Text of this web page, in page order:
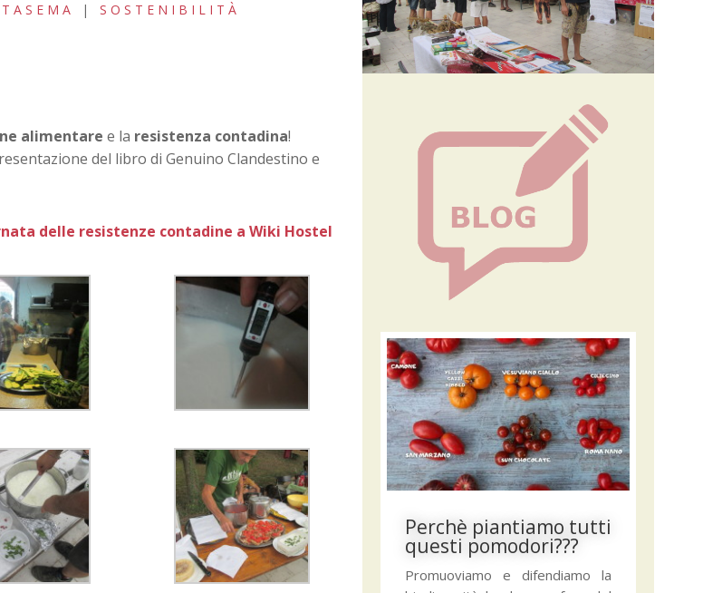
| SOSTENIBILITÀ
alimentare e la resistenza contadina!
del libro di Genuino Clandestino​ e
delle resistenze contadine a Wiki Hostel
Perchè piantiamo tutti
questi pomodori???
Promuoviamo e difendiamo la